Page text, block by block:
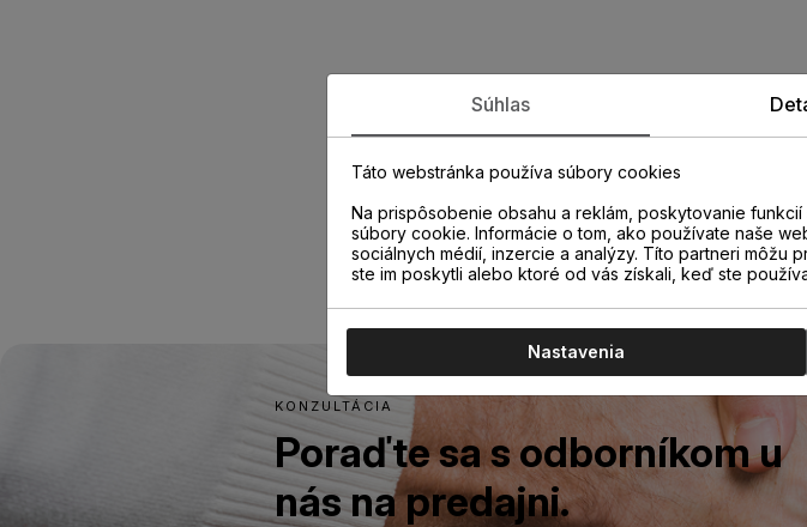
Zistite viac
KONZULTÁCIA
Poraďte sa s odborníkom u
nás na predajni.
Súhlas
Táto webstránka používa súbory cookies
Na prispôsobenie obsahu a reklám, poskytovanie
súbory cookie. Informácie o tom, ako používate naše
sociálnych médií, inzercie a analýzy. Títo partneri môžu
ste im poskytli alebo ktoré od vás získali, keď ste
Nastavenia